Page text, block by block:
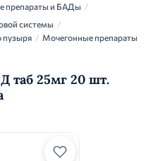
препараты и БАДы /
системы /
пузыря / Мочегонные препараты
25мг 20 шт.